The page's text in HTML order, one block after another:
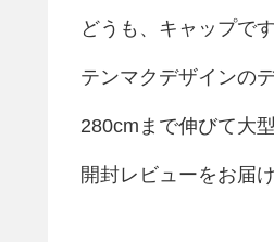
どうも、キャップです
テンマクデザインの
280cmまで伸びて大
開封レビューをお届